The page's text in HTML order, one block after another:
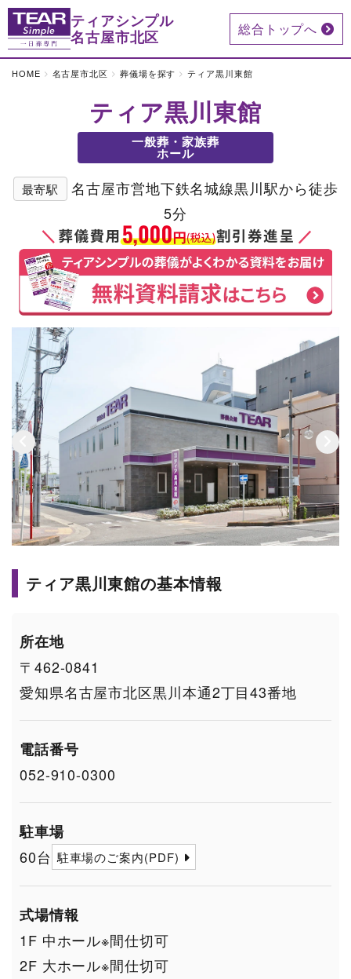
ティアシンプル
名古屋市北区
総合トップへ
HOME 名古屋市北区 葬儀場を探す ティア黒川東館
ティア黒川東館
一般葬・家族葬
ホール
最寄駅
名古屋市営地下鉄名城線黒川駅から徒歩
5分
ティア黒川東館の基本情報
所在地
〒462-0841
愛知県名古屋市北区黒川本通2丁目43番地
電話番号
052-910-0300
駐車場
60台 駐車場のご案内(PDF)
式場情報
1F 中ホール※間仕切可
2F 大ホール※間仕切可